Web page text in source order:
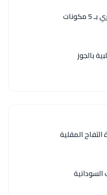
بالجوز
المقلية